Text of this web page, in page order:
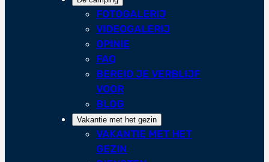
FOTOGALERIJ
VIDEOGALERIJ
OPINIE
FAQ
BEREID JE VERBLIJF
VOOR
BLOG
Vakantie met het gezin
VAKANTIE MET HET
GEZIN